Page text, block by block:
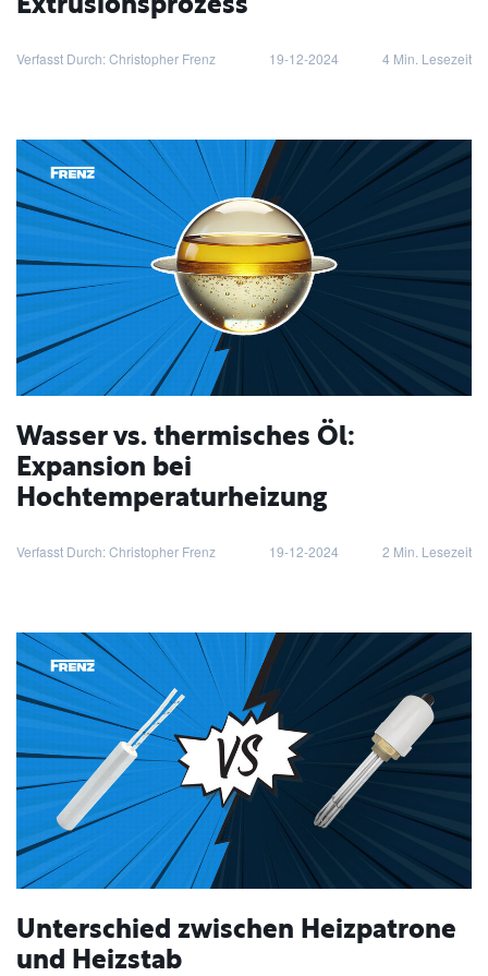
Extrusionsprozess
Verfasst Durch: Christopher Frenz 19-12-2024 4 Min. Lesezeit
Wasser vs. thermisches Öl:
Expansion bei
Hochtemperaturheizung
Verfasst Durch: Christopher Frenz 19-12-2024 2 Min. Lesezeit
Unterschied zwischen Heizpatrone
und Heizstab